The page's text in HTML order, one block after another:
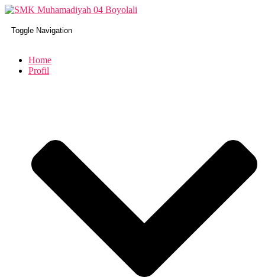
Toggle Navigation
Home
Profil